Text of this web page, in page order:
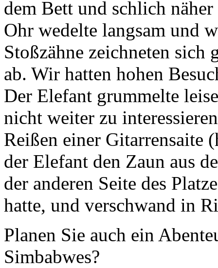
dem Bett und schlich
Ohr wedelte langsam und
Stoßzähne zeichneten sich
ab. Wir hatten hohen
Der Elefant grummelte
nicht weiter zu
Reißen einer Gitarrensaite
der Elefant den Zaun aus
der anderen Seite des
hatte, und verschwand in
Planen Sie auch ein
Simbabwes?